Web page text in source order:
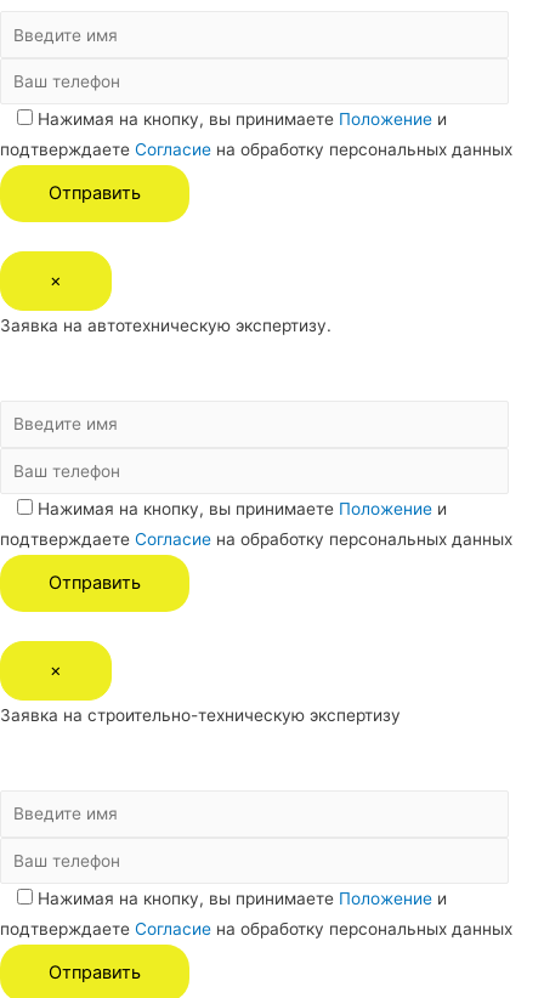
Нажимая на кнопку, вы принимаете Положениеи
подтверждаете Согласие на обработку персональных данных
×
Заявка на автотехническую экспертизу.
Нажимая на кнопку, вы принимаете Положениеи
подтверждаете Согласие на обработку персональных данных
×
Заявка на строительно-техническую экспертизу
Нажимая на кнопку, вы принимаете Положениеи
подтверждаете Согласие на обработку персональных данных